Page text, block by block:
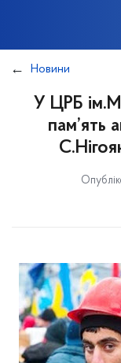
Новини
У ЦРБ
пам’ять